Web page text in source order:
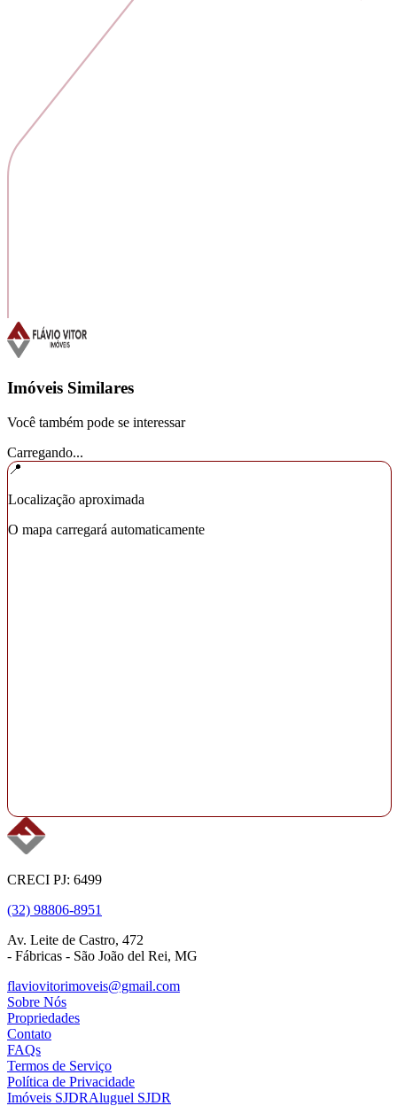
Imóveis Similares
Você também pode se interessar
Carregando...
📍
Localização aproximada
O mapa carregará automaticamente
CRECI PJ: 6499
(32) 98806-8951
Av. Leite de Castro, 472
- Fábricas - São João del Rei, MG
flaviovitorimoveis@gmail.com
Sobre Nós
Propriedades
Contato
FAQs
Termos de Serviço
Política de Privacidade
Imóveis SJDRAluguel SJDR